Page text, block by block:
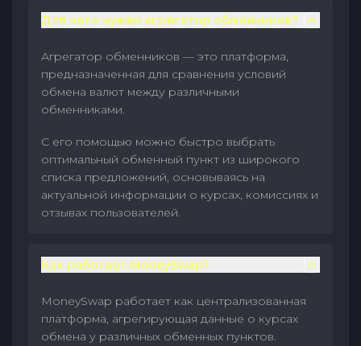
Для чего нужен агрегатор обменников?
Агрегатор обменников — это платформа,
предназначенная для сравнения условий
обмена валют между различными
обменниками.
С его помощью можно быстро выбрать
оптимальный обменный пункт из широкого
списка предложений, основываясь на
актуальной информации о курсах, комиссиях и
отзывах пользователей.
Как работает MoneySwap?
MoneySwap работает как централизованная
платформа, агрегирующая данные о курсах
обмена у различных обменных пунктов.